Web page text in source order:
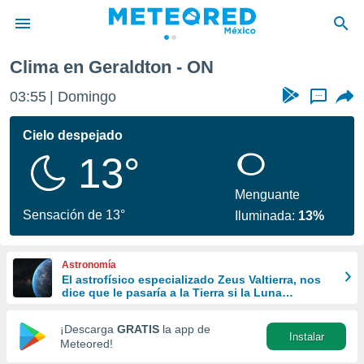
de
ha sido
calidad.
a este
las
y
forma
digital
basada
Clima en Geraldton - ON
03:55 Domingo ...
Cielo despejado
13°
Sensación de 13°
Menguante
Iluminada: 13%
Astronomía
El astrofísico especializado Zeus Valtierra, nos
dice que le pasaría a la Tierra si la Luna
¡Descarga GRATIS la app de
Meteored!
Instalar